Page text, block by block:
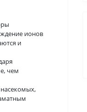
ионов
и
чем